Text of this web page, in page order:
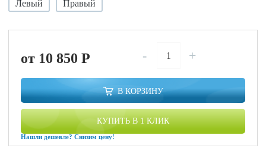
Левый
Правый
от 10 850P - +
В КОРЗИНУ
КУПИТЬ В 1 КЛИК
Нашли дешевле? Снизим цену!